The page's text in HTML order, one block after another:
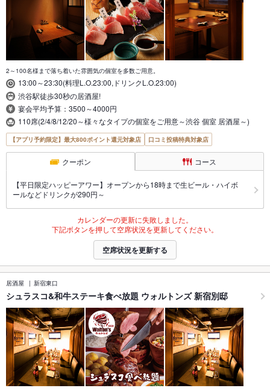
2～100名様まで落ち着いた雰囲気の個室を多数ご用意。
13:00～23:30(料理L.O.23:00,ドリンクL.O.23:00)
渋谷駅徒歩30秒の居酒屋!
宴会平均予算：3500～4000円
110席(2/4/8/12/20～様々なタイプの個室をご用意～渋谷 個室 居酒屋～)
【アプリ予約限定】最大800ポイント還元対象店 口コミ投稿特典対象店
クーポン コース
【平日限定ハッピーアワー】オープンから18時まで生ビール・ハイボ
ールなどドリンクが290円～
カレンダーの更新に失敗しました。
下記ボタンを押して空席状況を更新してください。
空席状況を更新する
居酒屋 新宿東口
シュラスコ&和牛ステーキ食べ放題 ウォルトンズ 新宿別邸